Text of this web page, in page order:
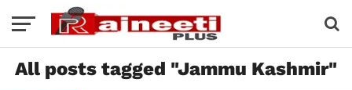
All posts tagged "Jammu Kashmir"